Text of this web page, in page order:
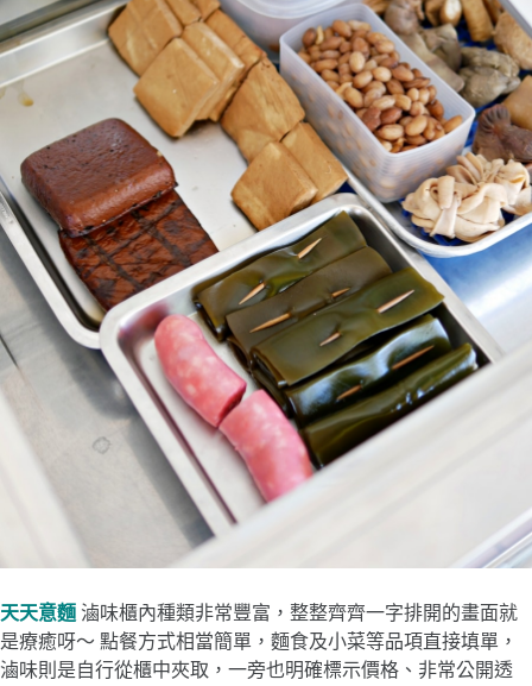
天天意麵 滷味櫃內種類非常豐富，整整齊齊一字排開的畫面就
是療癒呀～ 點餐方式相當簡單，麵食及小菜等品項直接填單，
滷味則是自行從櫃中夾取，一旁也明確標示價格、非常公開透